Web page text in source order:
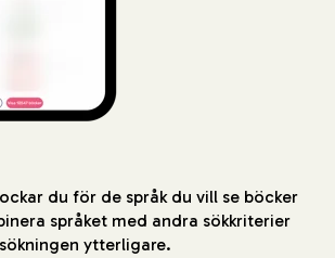
du för de språk du vill se böcker
språket med andra sökkriterier
ytterligare.